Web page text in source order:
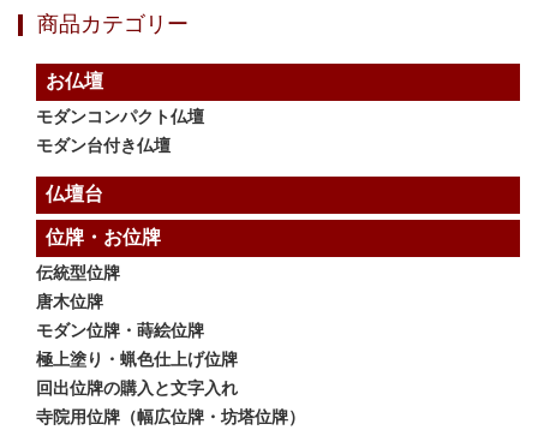
商品カテゴリー
お仏壇
モダンコンパクト仏壇
モダン台付き仏壇
仏壇台
位牌・お位牌
伝統型位牌
唐木位牌
モダン位牌・蒔絵位牌
極上塗り・蝋色仕上げ位牌
回出位牌の購入と文字入れ
寺院用位牌（幅広位牌・坊塔位牌）